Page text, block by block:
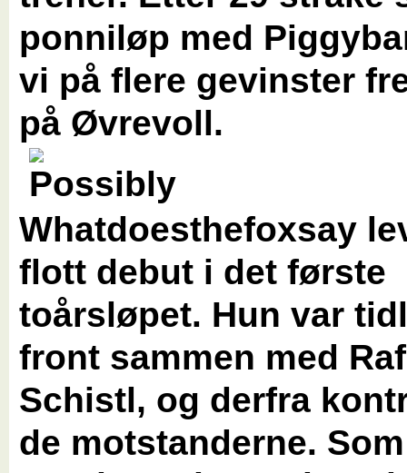
ponniløp med
vi på flere gevinster
på Øvrevoll.
Whatdoesthefoxsay
flott debut i det første
toårsløpet. Hun var
front sammen med
Schistl, og derfra
de motstanderne. Som